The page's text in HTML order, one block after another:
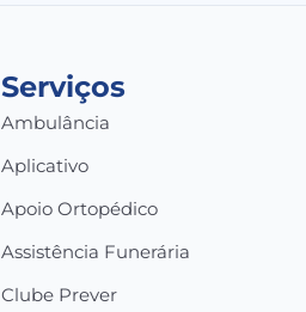
Serviços
Ambulância
Aplicativo
Apoio Ortopédico
Assistência Funerária
Clube Prever